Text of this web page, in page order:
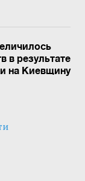
в результате
на Киевщину